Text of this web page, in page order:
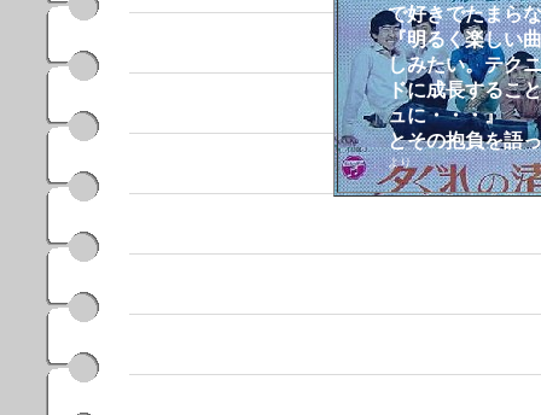
で好きでたまら
『明るく楽しい
しみたい。テク
ドに成長するこ
ュに・・・』
とその抱負を語
より